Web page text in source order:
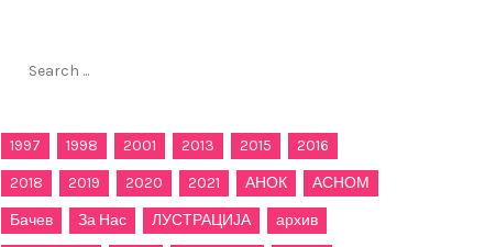
1997 1998 2001 2013 2015
2016
2018
2019 2020 2021 АНОК
АСНОМ
Бачев
За Нас ЛУСТРАЦИЈА
архив